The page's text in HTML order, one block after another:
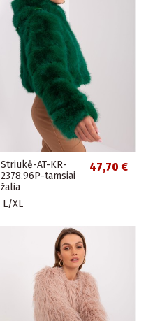
Striukė-AT-KR-
2378.96P-tamsiai
žalia
47,70 €
L/XL